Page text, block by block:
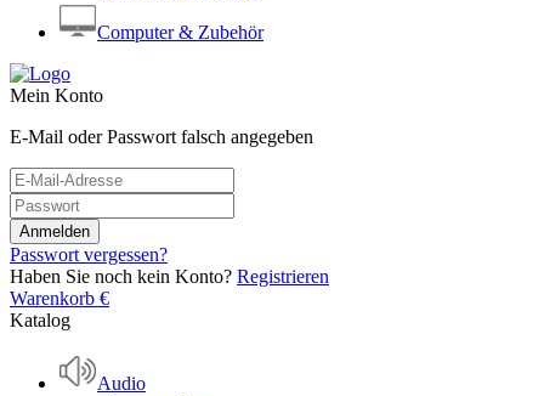
Computer & Zubehör
Mein Konto
E-Mail oder Passwort falsch angegeben
Passwort vergessen?
Haben Sie noch kein Konto? Registrieren
Warenkorb €
Katalog
Audio